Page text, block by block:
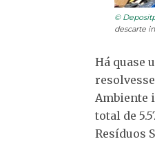
©
descarte
Há quase
Ambiente
total de
Resíduos